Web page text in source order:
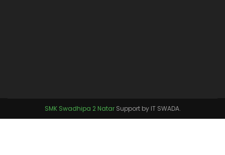
SMK Swadhipa 2 Natar Support by IT SWADA.